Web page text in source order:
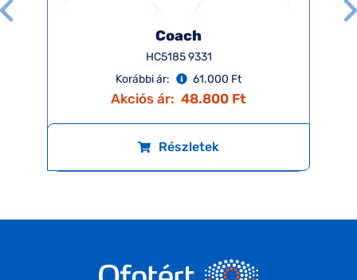
Coach
HC5185 9331
Korábbi ár:
61.000 Ft
Akciós ár: 48.800 Ft
Részletek